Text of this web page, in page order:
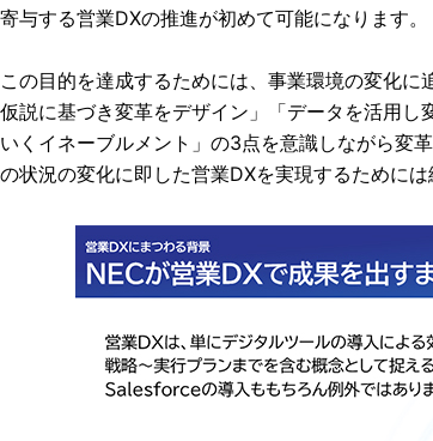
与する営業DXの推進が初めて可能になります。
の目的を達成するためには、事業環境の変化
説に基づき変革をデザイン」「データを活用
くイネーブルメント」の3点を意識しながら変
状況の変化に即した営業DXを実現するために